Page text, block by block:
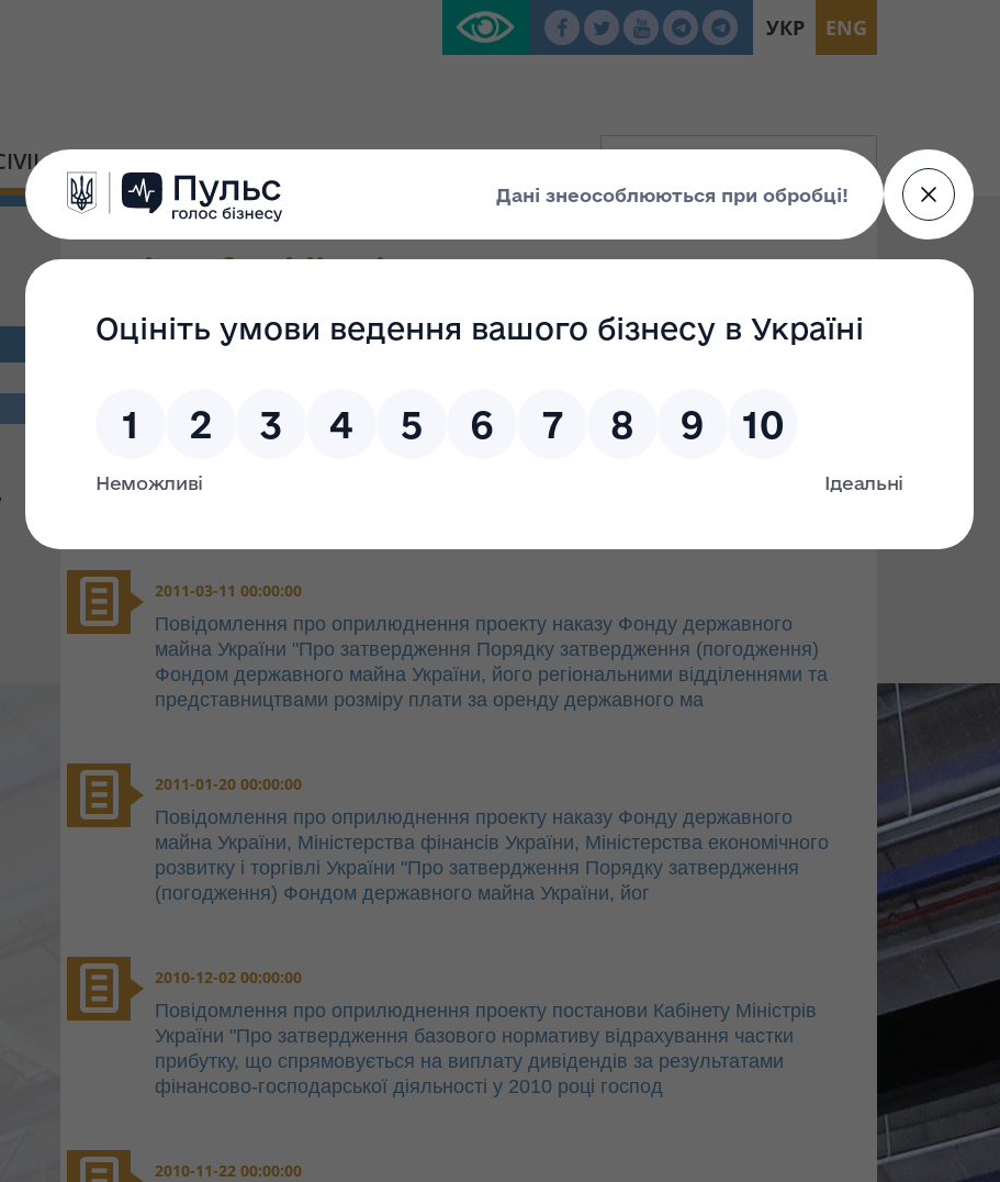
УКР ENG
PLATFORM
Notice of publication
Search filter
2011-03-11 00:00:00
Повідомлення про оприлюднення проекту наказу Фонду державного
майна України "Про затвердження Порядку затвердження (погодження)
Фондом державного майна України, його регіональними відділеннями та
представництвами розміру плати за оренду державного ма
2011-01-20 00:00:00
Повідомлення про оприлюднення проекту наказу Фонду державного
майна України, Міністерства фінансів України, Міністерства економічного
розвитку і торгівлі України "Про затвердження Порядку затвердження
(погодження) Фондом державного майна України, йог
2010-12-02 00:00:00
Повідомлення про оприлюднення проекту постанови Кабінету Міністрів
України "Про затвердження базового нормативу відрахування частки
прибутку, що спрямовується на виплату дивідендів за результатами
фінансово-господарської діяльності у 2010 році господ
2010-11-22 00:00:00